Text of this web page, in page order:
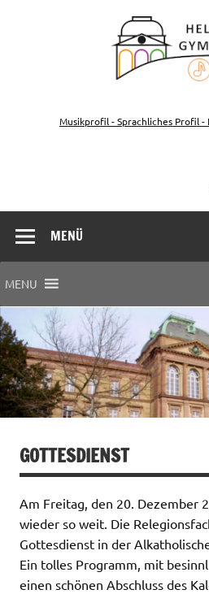
Musikprofil - Sprachliches Profil
MENÜ
MENU
GOTTESDIENST
Am Freitag, den 20. Dezember
wieder so weit. Die
Gottesdienst in der
Ein tolles Programm, mit
einen schönen Abschluss des